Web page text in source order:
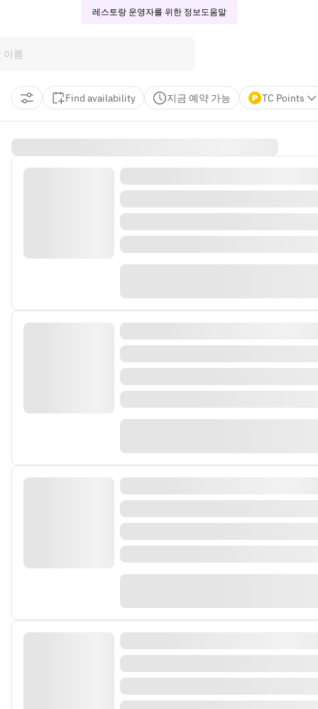
레스토랑 운영자를 위한 정보도움말
Find availability 지금 예약 가능 TC Points